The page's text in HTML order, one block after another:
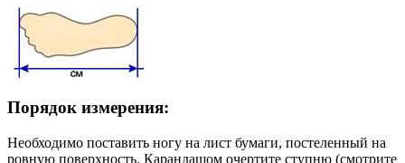
Порядок измерения:
Необходимо поставить ногу на лист бумаги, постеленный на
ровную поверхность. Карандашом очертите ступню (смотрите